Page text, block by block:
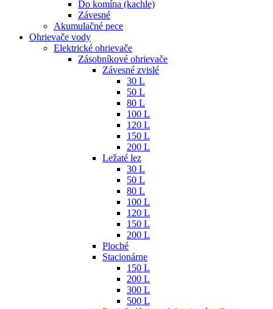
Do komína (kachle)
Závesné
Akumulačné pece
Ohrievače vody
Elektrické ohrievače
Zásobníkové ohrievače
Závesné zvislé
30 L
50 L
80 L
100 L
120 L
150 L
200 L
Ležaté lez
30 L
50 L
80 L
100 L
120 L
150 L
200 L
Ploché
Stacionárne
150 L
200 L
300 L
500 L